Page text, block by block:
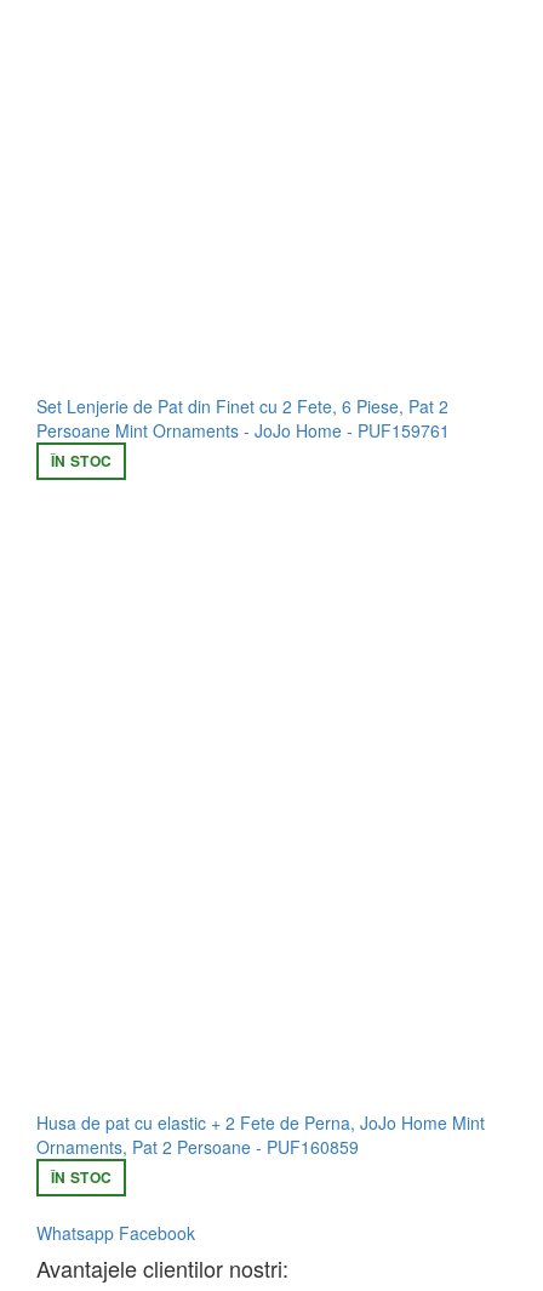
Set Lenjerie de Pat din Finet cu 2 Fete, 6 Piese, Pat 2
Persoane Mint Ornaments - JoJo Home - PUF159761
ÎN STOC
Husa de pat cu elastic + 2 Fete de Perna, JoJo Home Mint
Ornaments, Pat 2 Persoane - PUF160859
ÎN STOC
Whatsapp Facebook
Avantajele clientilor nostri: